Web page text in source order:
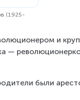
(1925-
и
—
были